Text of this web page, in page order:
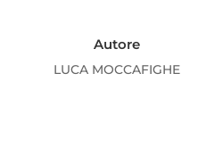
Autore
LUCA MOCCAFIGHE